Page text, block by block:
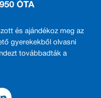
ÓTA
és ajándékoz meg az
gyerekekből olvasni
továbbadták a